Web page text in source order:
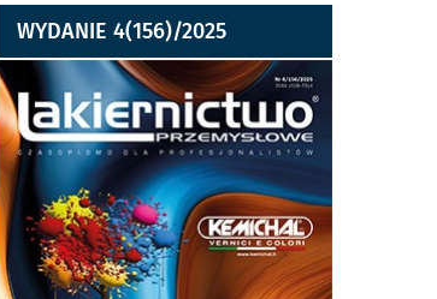
WYDANIE 4(156)/2025